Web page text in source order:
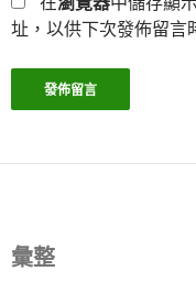
址，以供下次發佈留言
彙整